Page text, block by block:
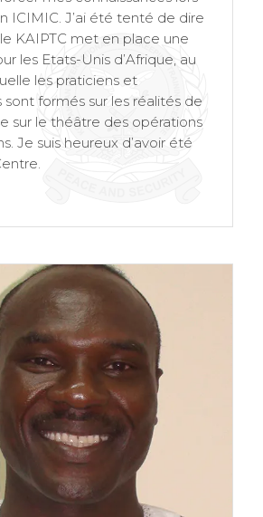
ICIMIC. J’ai été tenté de dire
KAIPTC met en place une
les Etats-Unis d’Afrique, au
les praticiens et
sont formés sur les réalités de
sur le théâtre des opérations
Je suis heureux d’avoir été